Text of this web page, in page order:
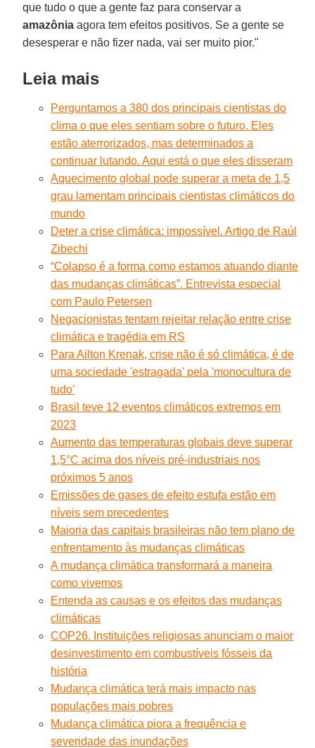
que tudo o que a gente faz para conservar a
amazônia agora tem efeitos positivos. Se a gente se
desesperar e não fizer nada, vai ser muito pior."
Leia mais
Perguntamos a 380 dos principais cientistas do
clima o que eles sentiam sobre o futuro. Eles
estão aterrorizados, mas determinados a
continuar lutando. Aqui está o que eles disseram
Aquecimento global pode superar a meta de 1,5
grau lamentam principais cientistas climáticos do
mundo
Deter a crise climática: impossível. Artigo de Raúl
Zibechi
“Colapso é a forma como estamos atuando diante
das mudanças climáticas”. Entrevista especial
com Paulo Petersen
Negacionistas tentam rejeitar relação entre crise
climática e tragédia em RS
Para Ailton Krenak, crise não é só climática, é de
uma sociedade 'estragada' pela 'monocultura de
tudo'
Brasil teve 12 eventos climáticos extremos em
2023
Aumento das temperaturas globais deve superar
1,5°C acima dos níveis pré-industriais nos
próximos 5 anos
Emissões de gases de efeito estufa estão em
níveis sem precedentes
Maioria das capitais brasileiras não tem plano de
enfrentamento às mudanças climáticas
A mudança climática transformará a maneira
como vivemos
Entenda as causas e os efeitos das mudanças
climáticas
COP26. Instituições religiosas anunciam o maior
desinvestimento em combustíveis fósseis da
história
Mudança climática terá mais impacto nas
populações mais pobres
Mudança climática piora a frequência e
severidade das inundações